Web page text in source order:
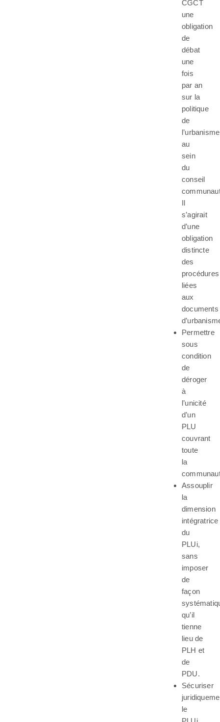
CGCT
une
obligation
de
débat
une
fois
par an
sur la
politique
de
l’urbanisme
au
sein
du
conseil
Il
s’agirait
d’une
obligation
distincte
des
procédures
liées
aux
documents
Permettre
sous
condition
de
déroger
à
l’unicité
d’un
PLU
couvrant
toute
la
Assouplir
la
dimension
intégratrice
du
PLUi,
sans
imposer
de
façon
qu’il
tienne
lieu de
PLH et
de
PDU.
Sécuriser
le